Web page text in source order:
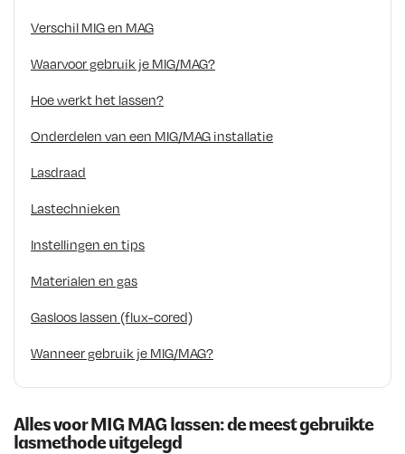
Verschil MIG en MAG
Waarvoor gebruik je MIG/MAG?
Hoe werkt het lassen?
Onderdelen van een MIG/MAG installatie
Lasdraad
Lastechnieken
Instellingen en tips
Materialen en gas
Gasloos lassen (flux-cored)
Wanneer gebruik je MIG/MAG?
Alles voor MIG MAG lassen: de meest gebruikte
lasmethode uitgelegd